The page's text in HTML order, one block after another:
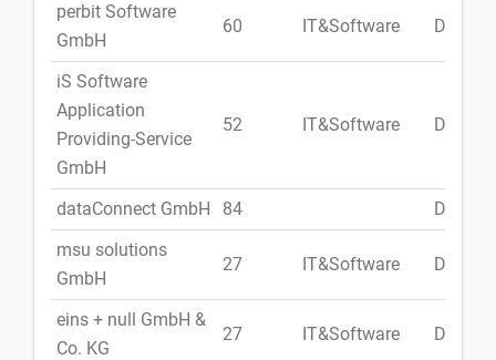
perbit Software
GmbH
60 IT&Software
iS Software
Application
Providing-Service
GmbH
52 IT&Software
dataConnect GmbH 84
msu solutions
GmbH
27 IT&Software
eins + null GmbH &
Co. KG
27 IT&Software